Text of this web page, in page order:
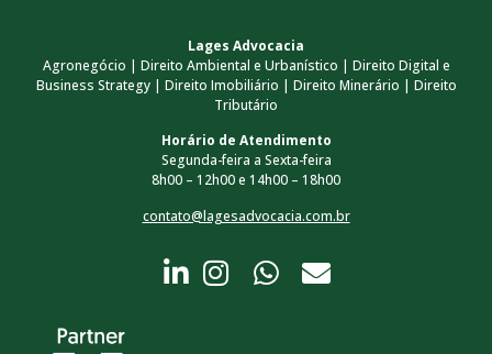
Lages Advocacia
Agronegócio | Direito Ambiental e Urbanístico | Direito Digital e
Business Strategy | Direito Imobiliário | Direito Minerário | Direito
Tributário
Horário de Atendimento
Segunda-feira a Sexta-feira
8h00 – 12h00 e 14h00 – 18h00
contato@lagesadvocacia.com.br